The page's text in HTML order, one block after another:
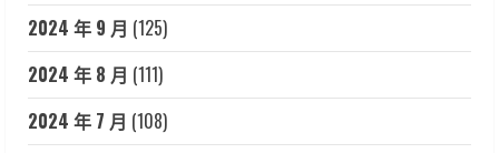
2024 年 9 月 (125)
2024 年 8 月 (111)
2024 年 7 月 (108)